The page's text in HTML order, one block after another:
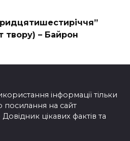
твору) – Байрон
інформації тільки
посилання на сайт
цікавих фактів та